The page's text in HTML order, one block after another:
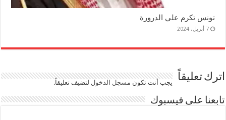
تونس تكرم علي الدرورة
7 أبريل، 2024
اترك تعليقاً يجب أنت تكون مسجل الدخوللتضيف تعليقاً.
تابعنا على فيسبوك